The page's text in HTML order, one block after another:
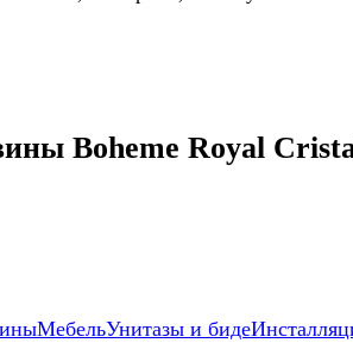
Boheme Royal
МебельУнитазы и биде